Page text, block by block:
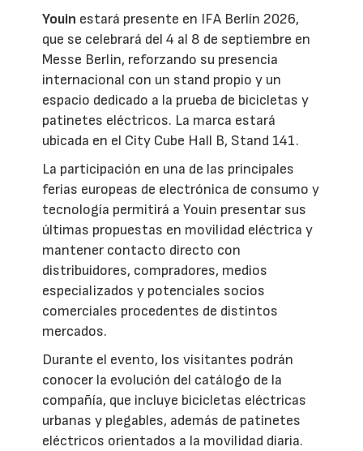
Youin estará presente en IFA Berlín 2026,
que se celebrará del 4 al 8 de septiembre en
Messe Berlin, reforzando su presencia
internacional con un stand propio y un
espacio dedicado a la prueba de bicicletas y
patinetes eléctricos. La marca estará
ubicada en el City Cube Hall B, Stand 141.
La participación en una de las principales
ferias europeas de electrónica de consumo y
tecnología permitirá a Youin presentar sus
últimas propuestas en movilidad eléctrica y
mantener contacto directo con
distribuidores, compradores, medios
especializados y potenciales socios
comerciales procedentes de distintos
mercados.
Durante el evento, los visitantes podrán
conocer la evolución del catálogo de la
compañía, que incluye bicicletas eléctricas
urbanas y plegables, además de patinetes
eléctricos orientados a la movilidad diaria.